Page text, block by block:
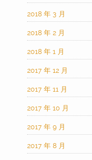
2018 年 3 月
2018 年 2 月
2018 年 1 月
2017 年 12 月
2017 年 11 月
2017 年 10 月
2017 年 9 月
2017 年 8 月